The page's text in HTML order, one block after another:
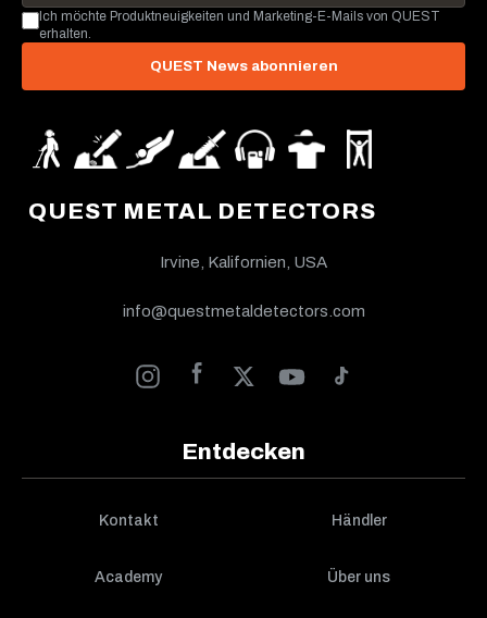
QUEST METAL DETECTORS
Irvine, Kalifornien, USA
info@questmetaldetectors.com
Entdecken
Kontakt Händler
Academy Über uns
Ich möchte Produktneuigkeiten und Marketing-E-Mails von QUEST
erhalten.
QUEST News abonnieren